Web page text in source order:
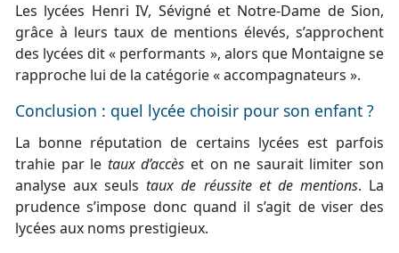
Les lycées Henri IV, Sévigné et Notre-Dame de Sion,
grâce à leurs taux de mentions élevés, s’approchent
des lycées dit « performants », alors que Montaigne se
rapproche lui de la catégorie « accompagnateurs ».
Conclusion : quel lycée choisir pour son enfant ?
La bonne réputation de certains lycées est parfois
trahie par le taux d’accès et on ne saurait limiter son
analyse aux seulstaux de réussite et de mentions. La
prudence s’impose donc quand il s’agit de viser des
lycées aux noms prestigieux.